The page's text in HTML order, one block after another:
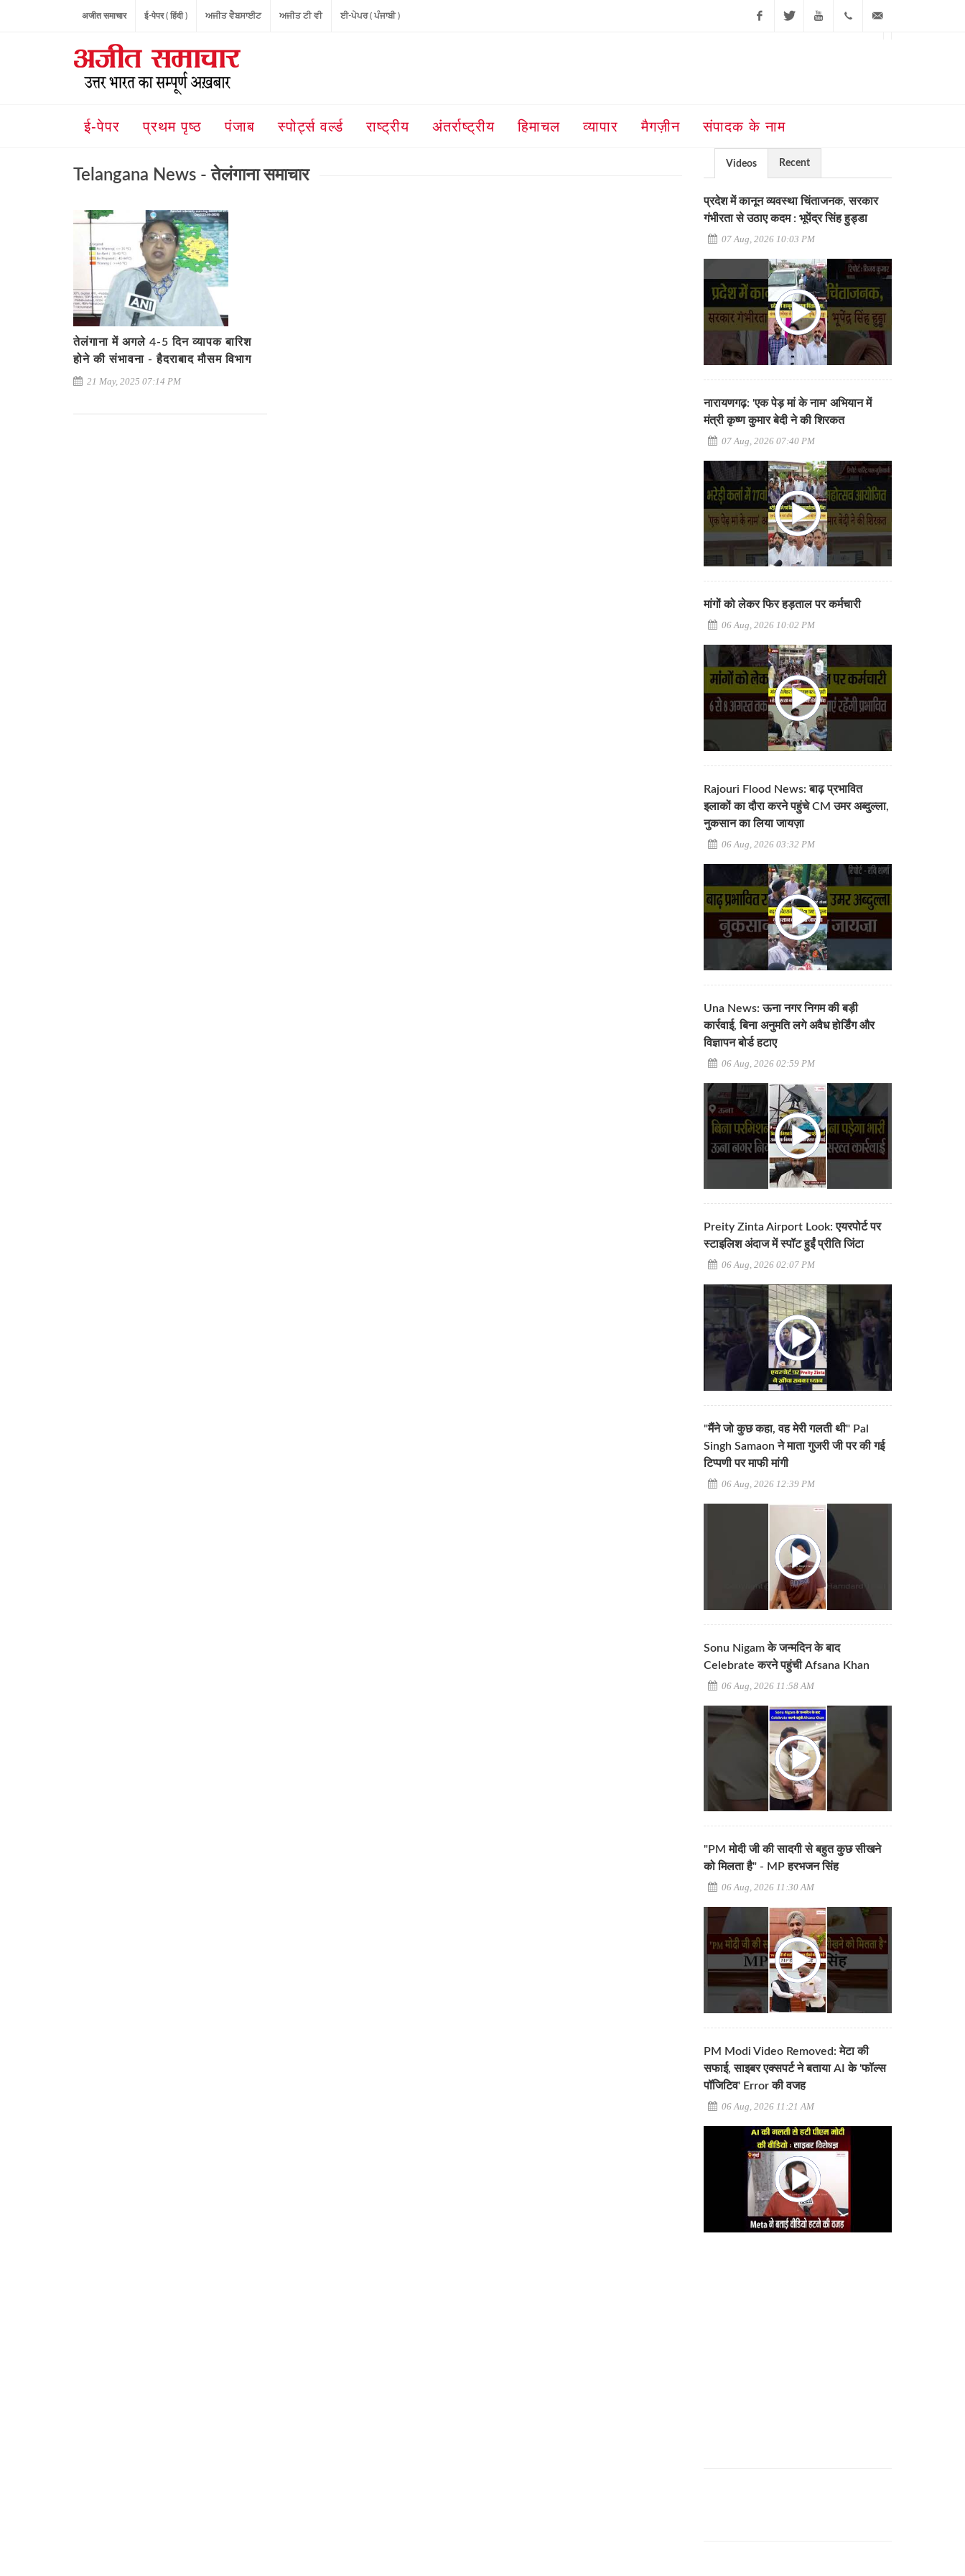
अजीत समाचार ई-पेपर ( हिंदी ) ਅਜੀਤ ਵੈਬਸਾਈਟ ਅਜੀਤ ਟੀ ਵੀ ਈ-ਪੇਪਰ ( ਪੰਜਾਬੀ )
ई-पेपर प्रथम पृष्ठ पंजाब स्पोर्ट्स वर्ल्ड राष्ट्रीय अंतर्राष्ट्रीय हिमाचल व्यापार मैगज़ीन संपादक के नाम
Telangana News - तेलंगाना समाचार
तेलंगाना में अगले 4-5 दिन व्यापक बारिश
होने की संभावना - हैदराबाद मौसम विभाग
21 May, 2025 07:14 PM
Videos Recent
प्रदेश में कानून व्यवस्था चिंताजनक, सरकार
गंभीरता से उठाए कदम : भूपेंद्र सिंह हुड्डा
07 Aug, 2026 10:03 PM
नारायणगढ़: 'एक पेड़ मां के नाम' अभियान में
मंत्री कृष्ण कुमार बेदी ने की शिरकत
07 Aug, 2026 07:40 PM
मांगों को लेकर फिर हड़ताल पर कर्मचारी
06 Aug, 2026 10:02 PM
Rajouri Flood News: बाढ़ प्रभावित
इलाकों का दौरा करने पहुंचे CM उमर अब्दुल्ला,
नुकसान का लिया जायज़ा
06 Aug, 2026 03:32 PM
Una News: ऊना नगर निगम की बड़ी
कार्रवाई, बिना अनुमति लगे अवैध होर्डिंग और
विज्ञापन बोर्ड हटाए
06 Aug, 2026 02:59 PM
Preity Zinta Airport Look: एयरपोर्ट पर
स्टाइलिश अंदाज में स्पॉट हुईं प्रीति जिंटा
06 Aug, 2026 02:07 PM
"मैंने जो कुछ कहा, वह मेरी गलती थी" Pal
Singh Samaon ने माता गुजरी जी पर की गई
टिप्पणी पर माफी मांगी
06 Aug, 2026 12:39 PM
Sonu Nigam के जन्मदिन के बाद
Celebrate करने पहुंची Afsana Khan
06 Aug, 2026 11:58 AM
"PM मोदी जी की सादगी से बहुत कुछ सीखने
को मिलता है" - MP हरभजन सिंह
06 Aug, 2026 11:30 AM
PM Modi Video Removed: मेटा की
सफाई, साइबर एक्सपर्ट ने बताया AI के 'फॉल्स
पॉजिटिव' Error की वजह
06 Aug, 2026 11:21 AM